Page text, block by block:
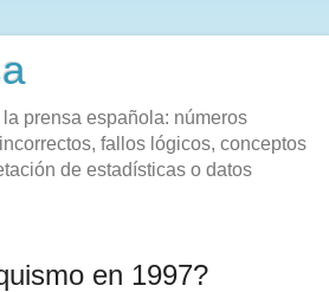
prensa española: números
fallos lógicos, conceptos
de estadísticas o datos
en 1997?